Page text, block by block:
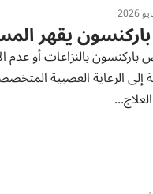
يقهر
باركنسون بالنزاعات أو